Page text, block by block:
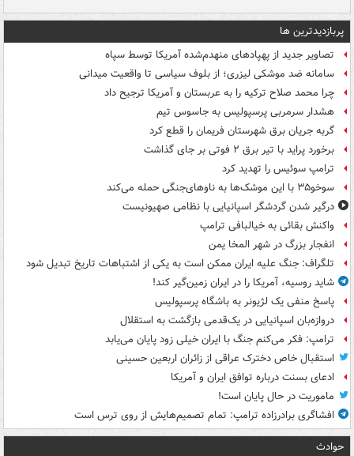
پربازدیدترین ها
تصاویر جدید از پهپادهای منهدم‌شده آمریکا توسط سپاه
سامانه ضد موشکی لیزری؛ از بلوف سیاسی تا واقعیت میدانی
چرا محمد صلاح ترکیه را به عربستان و آمریکا ترجیح داد
هشدار سرمربی پرسپولیس به جاسوس تیم
گربه جریان برق شهرستان فریمان را قطع کرد
برخورد پراید با تیر برق ۲ فوتی بر جای گذاشت
ترامپ سوئیس را تهدید کرد
سوخو۳۵ با این موشک‌ها به ناوهای‌جنگی حمله می‌کند
درگیر شدن گردشگر اسپانیایی با نظامی صهیونیست
واکنش بقائی به خیالبافی ترامپ
انفجار بزرگ در شهر المخا یمن
تلگراف: جنگ علیه ایران ممکن است به یکی از اشتباهات تاریخ تبدیل شود
شاید روسیه، آمریکا را در ایران زمین‌گیر کند!
پاسخ منفی یک لژیونر به باشگاه پرسپولیس
دروازه‌بان اسپانیایی در یک‌قدمی بازگشت به استقلال
ترامپ: فکر می‌کنم جنگ با ایران خیلی زود پایان می‌یابد
استقبال خاص دخترک عراقی از زائران اربعین حسینی
ادعای بسنت درباره توافق ایران و آمریکا
ماموریت در حال پایان است!
افشاگری برادرزاده ترامپ: تمام تصمیم‌هایش از روی ترس است
حوادث